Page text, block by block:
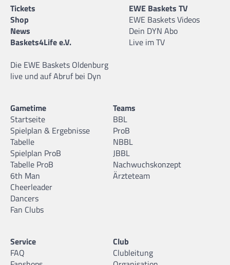
Tickets
Shop
News
Baskets4Life e.V.
Die EWE Baskets Oldenburg
live und auf Abruf bei Dyn
EWE Baskets TV
EWE Baskets Videos
Dein DYN Abo
Live im TV
Gametime
Startseite
Spielplan & Ergebnisse
Tabelle
Spielplan ProB
Tabelle ProB
6th Man
Cheerleader
Dancers
Fan Clubs
Teams
BBL
ProB
NBBL
JBBL
Nachwuchskonzept
Ärzteteam
Service
FAQ
Club
Clubleitung